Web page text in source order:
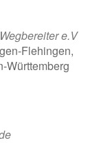
e.V
Flehingen,
Württemberg